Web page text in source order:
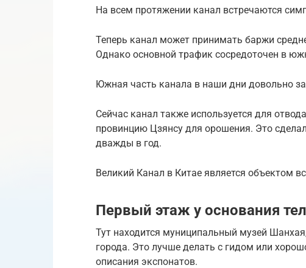
На всем протяжении канал встречаются
Теперь канал может принимать баржи
Однако основной трафик сосредоточен в
Южная часть канала в наши дни довольно
Сейчас канал также используется для
провинцию Цзянсу для орошения. Это
дважды в год.
Великий Канал в Китае является объектом
Первый этаж у основания
Тут находится муниципальный музей
города. Это лучше делать с гидом или
описания экспонатов.